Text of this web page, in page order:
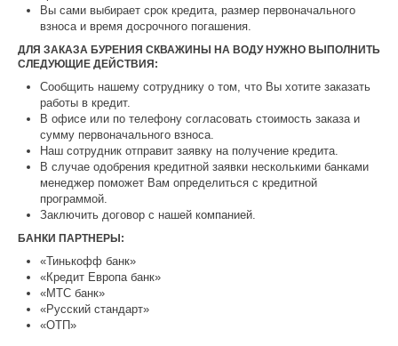
Вы сами выбирает срок кредита, размер первоначального
взноса и время досрочного погашения.
ДЛЯ ЗАКАЗА БУРЕНИЯ СКВАЖИНЫ НА ВОДУ НУЖНО ВЫПОЛНИТЬ
СЛЕДУЮЩИЕ ДЕЙСТВИЯ:
Сообщить нашему сотруднику о том, что Вы хотите заказать
работы в кредит.
В офисе или по телефону согласовать стоимость заказа и
сумму первоначального взноса.
Наш сотрудник отправит заявку на получение кредита.
В случае одобрения кредитной заявки несколькими банками
менеджер поможет Вам определиться с кредитной
программой.
Заключить договор с нашей компанией.
БАНКИ ПАРТНЕРЫ:
«Тинькофф банк»
«Кредит Европа банк»
«МТС банк»
«Русский стандарт»
«ОТП»